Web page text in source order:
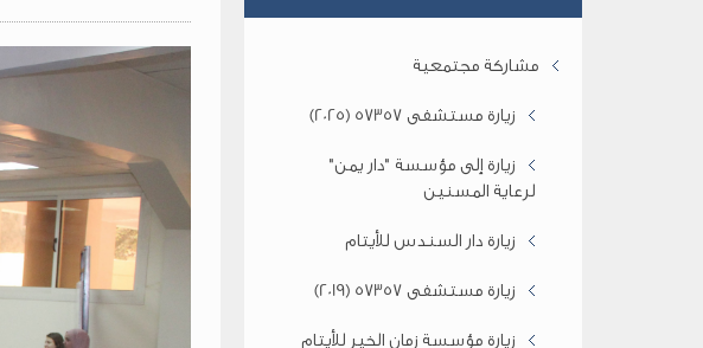
مشاركة مجتمعية
زيارة مستشفى 57357 (2025)
زيارة إلى مؤسسة "دار يمن"
لرعاية المسنين
زيارة دار السندس للأيتام
زيارة مستشفى 57357 (2019)
زيارة مؤسسة زمان الخير للأيتام